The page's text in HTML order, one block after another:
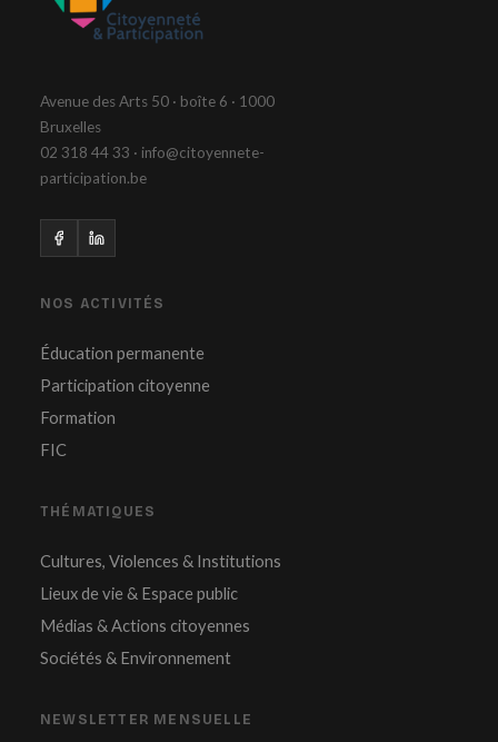
Avenue des Arts 50 · boîte 6 · 1000
Bruxelles
02 318 44 33 · info@citoyennete-
participation.be
NOS ACTIVITÉS
Éducation permanente
Participation citoyenne
Formation
FIC
THÉMATIQUES
Cultures, Violences & Institutions
Lieux de vie & Espace public
Médias & Actions citoyennes
Sociétés & Environnement
NEWSLETTER MENSUELLE